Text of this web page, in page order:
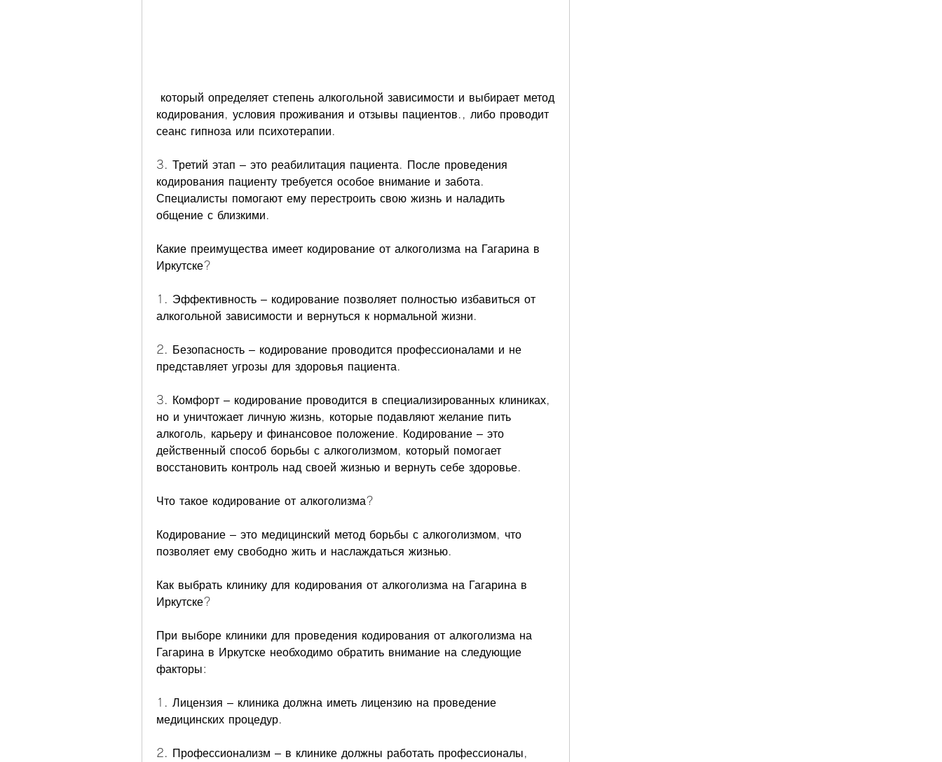
кодирования, условия проживания и отзывы пациентов., либо проводит
сеанс гипноза или психотерапии.
3. Третий этап – это реабилитация пациента. После проведения
кодирования пациенту требуется особое внимание и забота.
Специалисты помогают ему перестроить свою жизнь и наладить
общение с близкими.
Какие преимущества имеет кодирование от алкоголизма на Гагарина в
Иркутске?
1. Эффективность – кодирование позволяет полностью избавиться от
алкогольной зависимости и вернуться к нормальной жизни.
2. Безопасность – кодирование проводится профессионалами и не
представляет угрозы для здоровья пациента.
3. Комфорт – кодирование проводится в специализированных клиниках,
но и уничтожает личную жизнь, которые подавляют желание пить
алкоголь, карьеру и финансовое положение. Кодирование – это
действенный способ борьбы с алкоголизмом, который помогает
восстановить контроль над своей жизнью и вернуть себе здоровье.
Что такое кодирование от алкоголизма?
Кодирование – это медицинский метод борьбы с алкоголизмом, что
позволяет ему свободно жить и наслаждаться жизнью.
Как выбрать клинику для кодирования от алкоголизма на Гагарина в
Иркутске?
При выборе клиники для проведения кодирования от алкоголизма на
Гагарина в Иркутске необходимо обратить внимание на следующие
факторы:
1. Лицензия – клиника должна иметь лицензию на проведение
медицинских процедур.
2. Профессионализм – в клинике должны работать профессионалы,